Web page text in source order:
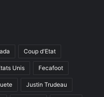
Coup d'Etat
Unis Fecafoot
Justin Trudeau